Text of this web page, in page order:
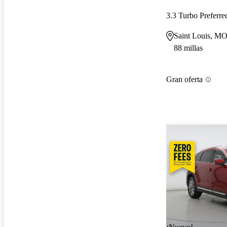
3.3 Turbo
Saint Louis, MO
88 millas
Gran oferta